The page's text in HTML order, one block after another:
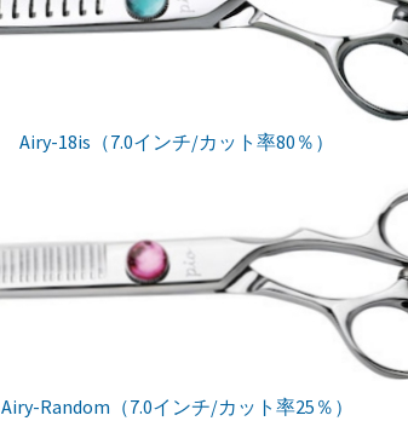
Airy-18is（7.0インチ/カット率80％）
Airy-Random（7.0インチ/カット率25％）